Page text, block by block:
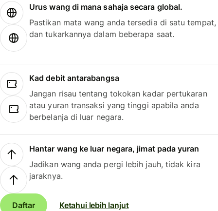
Urus wang di mana sahaja secara global.
Pastikan mata wang anda tersedia di satu tempat,
dan tukarkannya dalam beberapa saat.
Kad debit antarabangsa
Jangan risau tentang tokokan kadar pertukaran
atau yuran transaksi yang tinggi apabila anda
berbelanja di luar negara.
Hantar wang ke luar negara, jimat pada yuran
Jadikan wang anda pergi lebih jauh, tidak kira
jaraknya.
Daftar Ketahui lebih lanjut